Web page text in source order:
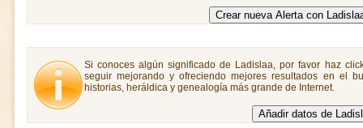
Si conoces algún significado de Ladislaa, por favor haz
seguir mejorando y ofreciendo mejores resultados en el
historias, heráldica y genealogía más grande de Internet.